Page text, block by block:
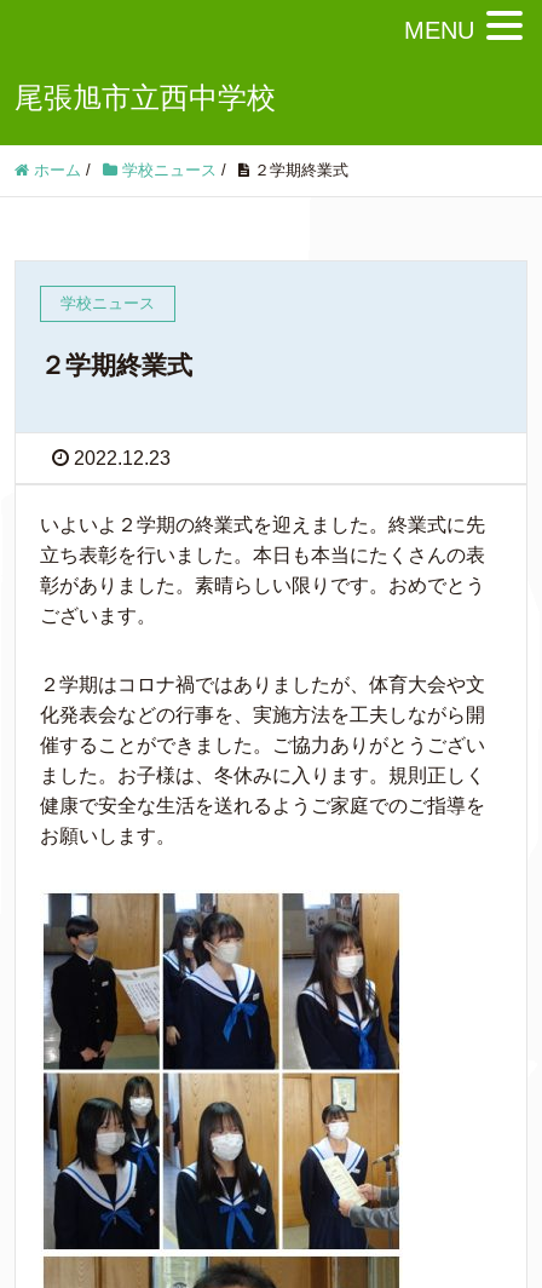
尾張旭市立西中学校
ホーム / 学校ニュース / ２学期終業式
学校ニュース
２学期終業式
2022.12.23
いよいよ２学期の終業式を迎えました。終業式に先
立ち表彰を行いました。本日も本当にたくさんの表
彰がありました。素晴らしい限りです。おめでとう
ございます。
２学期はコロナ禍ではありましたが、体育大会や文
化発表会などの行事を、実施方法を工夫しながら開
催することができました。ご協力ありがとうござい
ました。お子様は、冬休みに入ります。規則正しく
健康で安全な生活を送れるようご家庭でのご指導を
お願いします。
MENU